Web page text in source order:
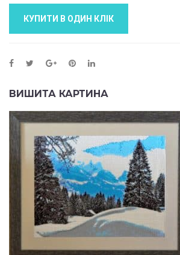
КУПИТИ В ОДИН КЛIК
ВИШИТА КАРТИНА